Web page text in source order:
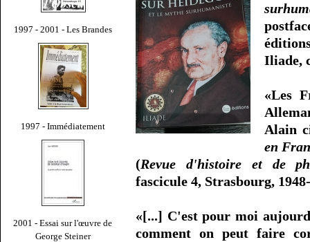
1997 - 2001 - Les Brandes
1997 - Immédiatement
2001 - Essai sur l'œuvre de
George Steiner
Iliade,
«Les
Alain
en
(Revue d'histoire et de
fascicule 4, Strasbourg,
«[...] C'est pour moi
comment on peut faire